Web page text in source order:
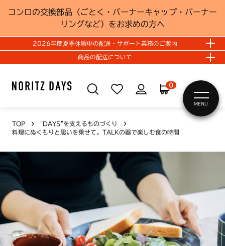
コンロの交換部品（ごとく・バーナーキャップ・バーナー
リングなど）をお求めの方へ
2026年度夏季休暇中の配送・サポート業務のご案内
商品の配送について
0
MENU
TOP
"DAYS"を支えるものづくり
料理にぬくもりと思いを乗せて。TALKの器で楽しむ食の時間